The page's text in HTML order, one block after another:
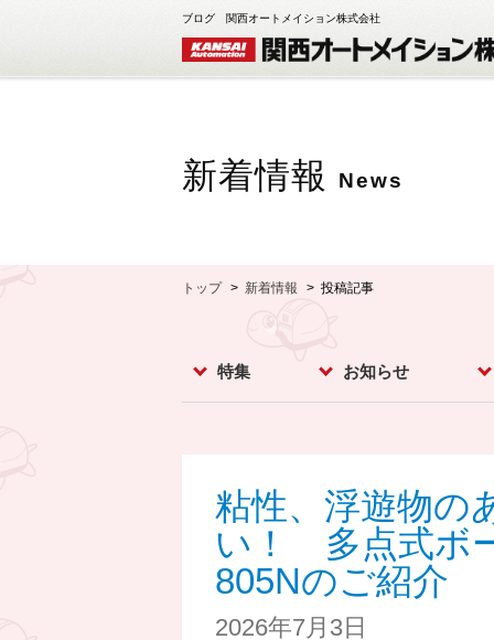
ブログ 関西オートメイション株式会社
新着情報 News
トップ 新着情報 投稿記事
特集 お知らせ
ん
粘性、浮遊物の
い！ 多点式ボ
805Nのご紹介
2026年7月3日